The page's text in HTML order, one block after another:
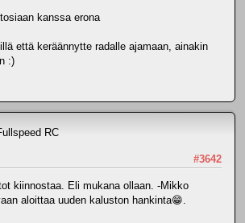
kanssa erona
että keräännytte radalle ajamaan, ainakin
:)
RC
#3642
kiinnostaa. Eli mukana ollaan. -Mikko
aloittaa uuden kaluston hankinta😁.